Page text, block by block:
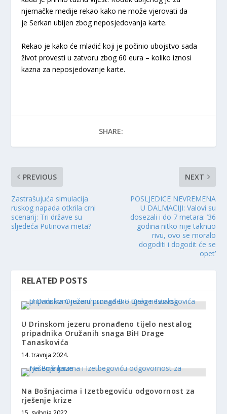
njemačke medije rekao kako ne može vjerovati da
je Serkan ubijen zbog neposjedovanja karte.
Rekao je kako će mladić koji je počinio ubojstvo sada
život provesti u zatvoru zbog 60 eura – koliko iznosi
kazna za neposjedovanje karte.
SHARE:
PREVIOUS
Zastrašujuća simulacija
ruskog napada otkrila crni
scenarij: Tri države su
sljedeća Putinova meta?
NEXT
POSLJEDICE NEVREMENA
U DALMACIJI: Valovi su
dosezali i do 7 metara: ’36
godina nitko nije taknuo
rivu, ovo se moralo
dogoditi i dogodit će se
opet’
RELATED POSTS
U Drinskom jezeru pronađeno tijelo nestalog
pripadnika Oružanih snaga BiH Drage
Tanaskovića
14. travnja 2024.
Na Bošnjacima i Izetbegoviću odgovornost za
rješenje krize